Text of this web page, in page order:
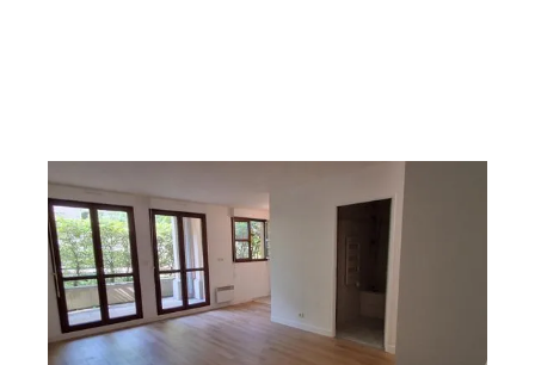
MAISONS LAFFITTE 78
30 m2, 1 pièce
Ref : 18921
Appartement Studio à louer
1 013 €
par mois charges comprises